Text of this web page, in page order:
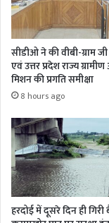
सीडीओ ने की वीबी-ग्राम
एवं उत्तर प्रदेश राज्य
मिशन की प्रगति समीक्षा
8 hours ago
हरदोई में दूसरे दिन ही